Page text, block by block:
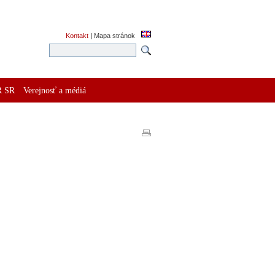
Kontakt | Mapa stránok
SR Verejnosť a médiá